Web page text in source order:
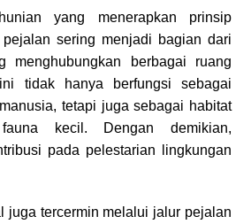
yang menerapkan prinsip
pejalan sering menjadi bagian dari
menghubungkan berbagai ruang
tidak hanya berfungsi sebagai
tetapi juga sebagai habitat
kecil. Dengan demikian,
pada pelestarian lingkungan
juga tercermin melalui jalur pejalan